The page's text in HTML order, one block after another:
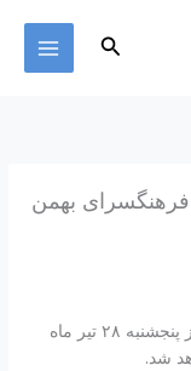
Search
بهمن
نمایشگاه گروهی عکس با عنوان “شباهنگام “روز پنجشنبه ۲۸ تیر ماه